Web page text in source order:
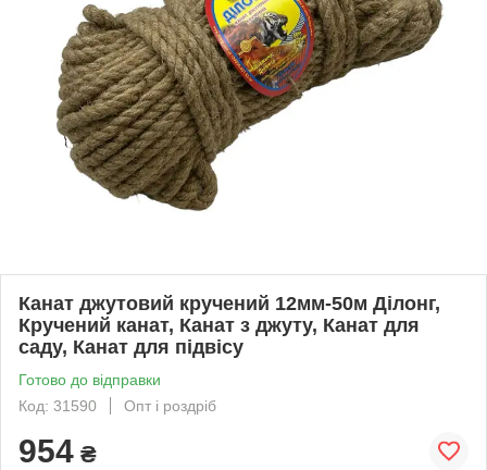
Канат джутовий кручений 12мм-50м Ділонг,
Кручений канат, Канат з джуту, Канат для
саду, Канат для підвісу
Готово до відправки
Код: 31590
Опт і роздріб
954 ₴